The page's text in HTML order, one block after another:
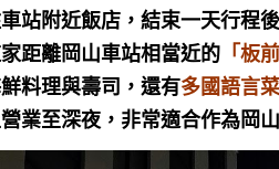
站附近飯店，結束一天行程
距離岡山車站相當近的「板
料理與壽司，還有多國語言
業至深夜，非常適合作為岡